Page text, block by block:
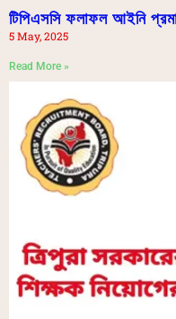
টিপিএসসি ফলাফল আইনি
5 May, 2025
Read More »